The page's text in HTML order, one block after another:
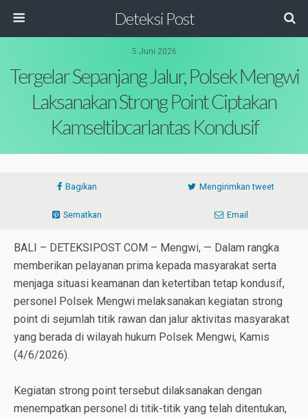
Deteksi Post
5 Juni 2026
Tergelar Sepanjang Jalur, Polsek Mengwi
Laksanakan Strong Point Ciptakan
Kamseltibcarlantas Kondusif
Bagikan Mengirimkan tweet
Sematkan Email
BALI – DETEKSIPOST COM – Mengwi, — Dalam rangka
memberikan pelayanan prima kepada masyarakat serta
menjaga situasi keamanan dan ketertiban tetap kondusif,
personel Polsek Mengwi melaksanakan kegiatan strong
point di sejumlah titik rawan dan jalur aktivitas masyarakat
yang berada di wilayah hukum Polsek Mengwi, Kamis
(4/6/2026).
Kegiatan strong point tersebut dilaksanakan dengan
menempatkan personel di titik-titik yang telah ditentukan,